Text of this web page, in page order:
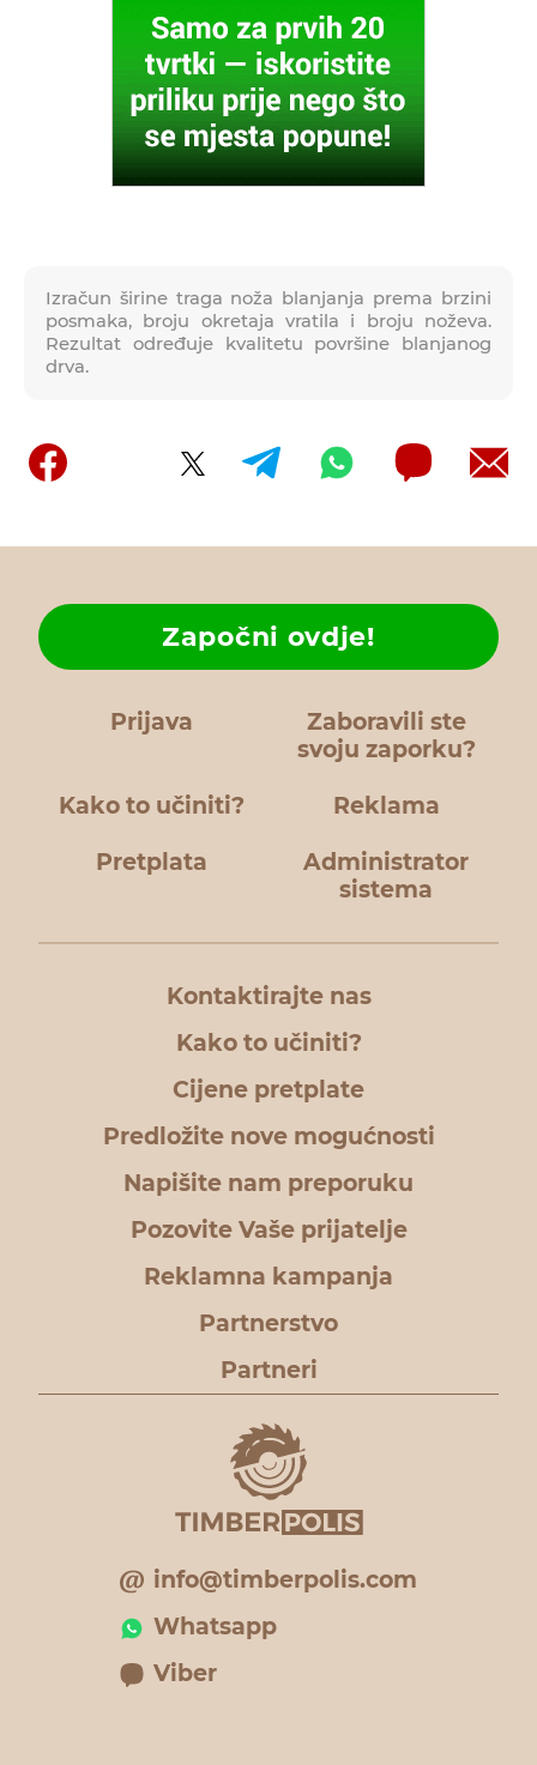
Izračun širine traga noža blanjanja prema brzini
posmaka, broju okretaja vratila i broju noževa.
Rezultat određuje kvalitetu površine blanjanog
drva.
Prijava
Zaboravili ste
svoju zaporku?
Kako to učiniti?
Započni ovdje!
Reklama
Pretplata
Administrator
sistema
Kontaktirajte nas
Kako to učiniti?
Cijene pretplate
Predložite nove mogućnosti
Napišite nam preporuku
Pozovite Vaše prijatelje
Reklamna kampanja
Partnerstvo
Partneri
info@timberpolis.com
Whatsapp
Viber